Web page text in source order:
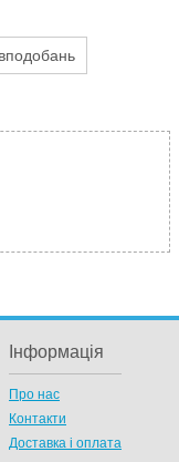
Інформація
Про нас
Контакти
Доставка і оплата